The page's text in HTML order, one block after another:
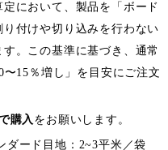
において、製品を「ボード
付けや切り込みを行わない
。この基準に基づき、通常
15％増し」を目安にご注文
購入 をお願いします。
ダード目地：2~3平米／袋